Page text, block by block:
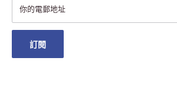
雀巢會員獎賞
澳門地區送貨
你的電郵地址
訂閱